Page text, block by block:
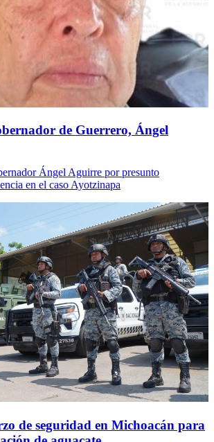
de Guerrero, Ángel
Ángel Aguirre por presunto
en el caso Ayotzinapa
de seguridad en Michoacán para